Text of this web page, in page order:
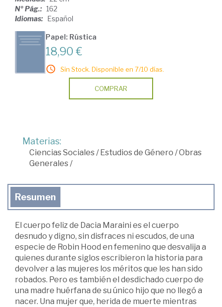
Nº Pág.: 162
Idiomas: Español
Papel: Rústica
18,90 €
Sin Stock. Disponible en 7/10 días.
COMPRAR
Materias:
Ciencias Sociales/Estudios de Género /Obras
Generales/
Resumen
El cuerpo feliz de Dacia Maraini es el cuerpo
desnudo y digno, sin disfraces ni escudos, de una
especie de Robin Hood en femenino que desvalija a
quienes durante siglos escribieron la historia para
devolver a las mujeres los méritos que les han sido
robados. Pero es también el desdichado cuerpo de
una madre huérfana de su único hijo que no llegó a
nacer. Una mujer que, herida de muerte mientras